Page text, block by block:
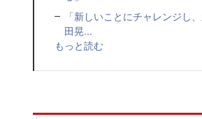
「新しいことにチャレンジし
田晃...
もっと読む